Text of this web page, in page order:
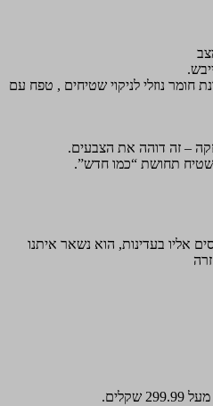
חומר נוזלי לניקוי שטיחים , טפח עם
– זה דוהה את הצבעים.
תחושת “כמו חדש”.
אליו בעדינות, הוא נשאר איתנו